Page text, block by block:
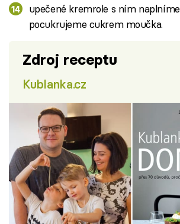
upečené kremrole s ním
pocukrujeme cukrem moučka.
Zdroj receptu
Kublanka.cz